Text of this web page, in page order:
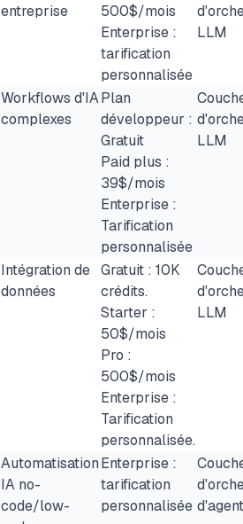
entreprise
500$/mois
Enterprise :
tarification
personnalisée
LLM
Workflows d'IA
complexes
Plan
développeur :
Gratuit
Paid plus :
39$/mois
Enterprise :
Tarification
personnalisée
LLM
Intégration de
données
Gratuit : 10K
crédits.
Starter :
50$/mois
Pro :
500$/mois
Enterprise :
Tarification
personnalisée.
LLM
Automatisation
IA no-
code/low-
Enterprise :
tarification
personnalisée